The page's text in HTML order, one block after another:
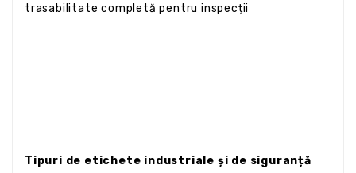
trasabilitate completă pentru inspecții
Tipuri de etichete industriale și de siguranță